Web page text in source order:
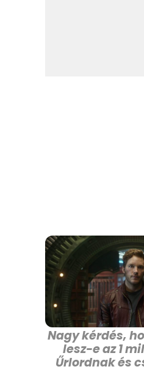
Nagy kérdés,
lesz-e az 1
Űrlordnak és